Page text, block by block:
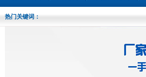
热门关键词：